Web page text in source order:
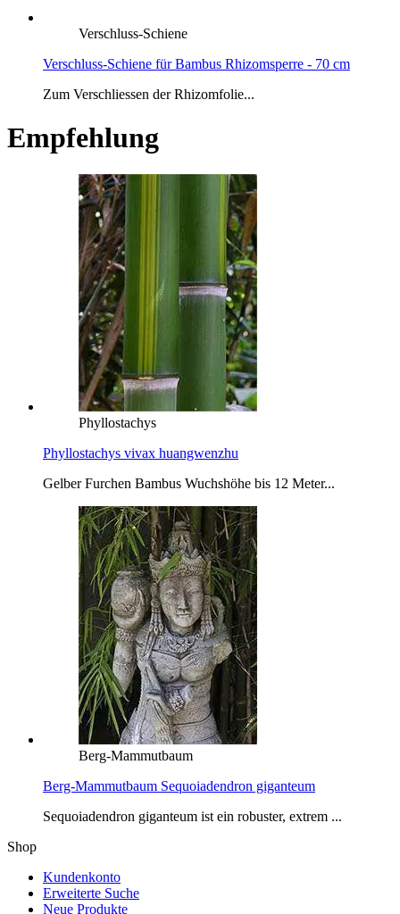
Verschluss-Schiene
Verschluss-Schiene für Bambus Rhizomsperre - 70 cm
Zum Verschliessen der Rhizomfolie...
Empfehlung
Phyllostachys
Phyllostachys vivax huangwenzhu
Gelber Furchen Bambus Wuchshöhe bis 12 Meter...
Berg-Mammutbaum
Berg-Mammutbaum Sequoiadendron giganteum
Sequoiadendron giganteum ist ein robuster, extrem ...
Shop
Kundenkonto
Erweiterte Suche
Neue Produkte